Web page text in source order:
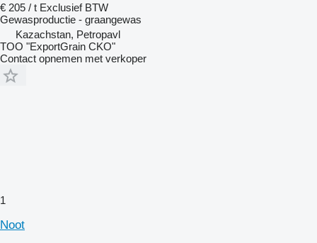
€ 205 / t Exclusief BTW
Gewasproductie - graangewas
Kazachstan, Petropavl
TOO "ExportGrain CKO"
Contact opnemen met verkoper
1
Noot